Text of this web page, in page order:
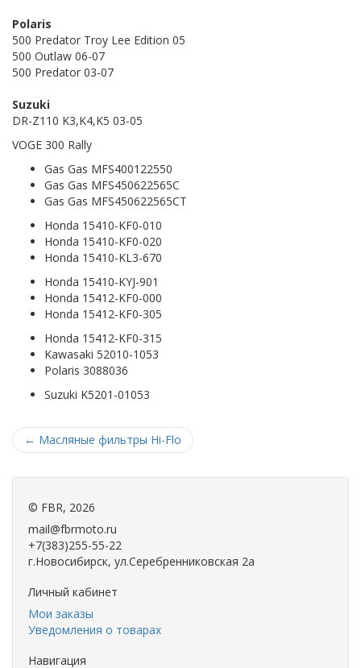
Polaris
500 Predator Troy Lee Edition 05
500 Outlaw 06-07
500 Predator 03-07
Suzuki
DR-Z110 K3,K4,K5 03-05
VOGE 300 Rally
Gas Gas MFS400122550
Gas Gas MFS450622565C
Gas Gas MFS450622565CT
Honda 15410-KF0-010
Honda 15410-KF0-020
Honda 15410-KL3-670
Honda 15410-KYJ-901
Honda 15412-KF0-000
Honda 15412-KF0-305
Honda 15412-KF0-315
Kawasaki 52010-1053
Polaris 3088036
Suzuki K5201-01053
← Масляные фильтры Hi-Flo
© FBR, 2026
mail@fbrmoto.ru
+7(383)255-55-22
г.Новосибирск, ул.Серебренниковская 2а
Личный кабинет
Мои заказы
Уведомления о товарах
Навигация